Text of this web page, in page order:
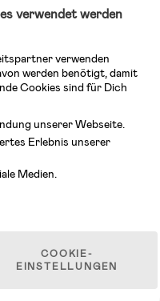
für Mütter und eine Menge
Babyprodukte und
Herstellern wie Britax, Maxi-
mehr. Schau Dich um in
& Babys. Willkommen!
vorbehalten.
verwendet werden
verwenden
werden benötigt, damit
Cookies sind für Dich
unserer Webseite.
Erlebnis unserer
Medien.
COOKIE-
EINSTELLUNGEN